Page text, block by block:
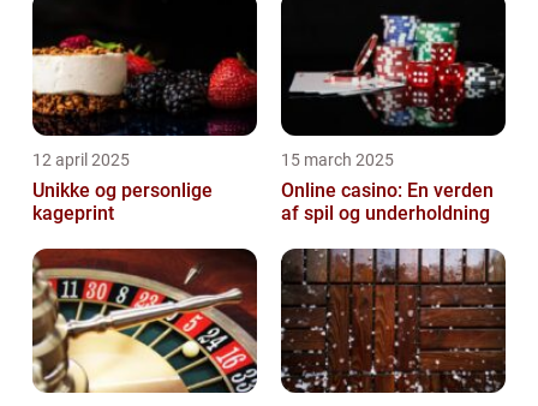
12 april 2025
Unikke og personlige
kageprint
15 march 2025
Online casino: En verden
af spil og underholdning